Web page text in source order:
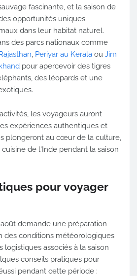
fascinante, et la saison de
opportunités uniques
dans leur habitat naturel.
des parcs nationaux comme
, Periyar au Kerala ou Jim
pour apercevoir des tigres
des léopards et une
les voyageurs auront
expériences authentiques et
plongeront au cœur de la culture,
de l'Inde pendant la saison
pour voyager
demande une préparation
des conditions météorologiques
logistiques associés à la saison
conseils pratiques pour
pendant cette période :